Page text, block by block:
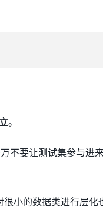
。
不要让测试集参与进
很小的数据类进行层